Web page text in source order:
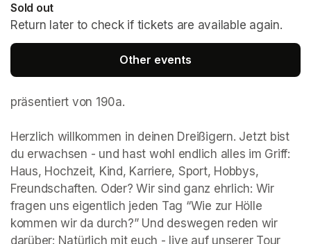
Sold out
Return later to check if tickets are available again.
Other events
präsentiert von 190a.
Herzlich willkommen in deinen Dreißigern. Jetzt bist
du erwachsen - und hast wohl endlich alles im Griff:
Haus, Hochzeit, Kind, Karriere, Sport, Hobbys,
Freundschaften. Oder? Wir sind ganz ehrlich: Wir
fragen uns eigentlich jeden Tag “Wie zur Hölle
kommen wir da durch?” Und deswegen reden wir
darüber: Natürlich mit euch - live auf unserer Tour